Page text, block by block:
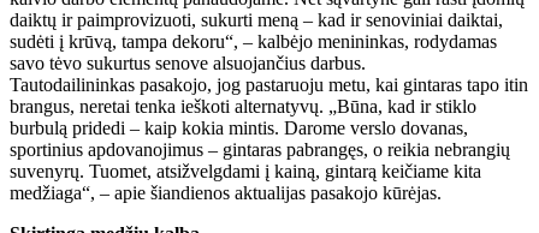
daiktų ir paimprovizuoti, sukurti meną – kad ir senoviniai daiktai,
sudėti į krūvą, tampa dekoru“, – kalbėjo menininkas, rodydamas
savo tėvo sukurtus senove alsuojančius darbus.
Tautodailininkas pasakojo, jog pastaruoju metu, kai gintaras tapo itin
brangus, neretai tenka ieškoti alternatyvų. „Būna, kad ir stiklo
burbulą pridedi – kaip kokia mintis. Darome verslo dovanas,
sportinius apdovanojimus – gintaras pabrangęs, o reikia nebrangių
suvenyrų. Tuomet, atsižvelgdami į kainą, gintarą keičiame kita
medžiaga“, – apie šiandienos aktualijas pasakojo kūrėjas.